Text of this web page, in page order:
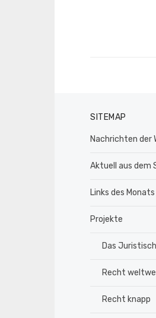
SITEMAP
Nachrichten der
Aktuell aus dem
Links des Monats
Projekte
Das
Recht
Recht knapp